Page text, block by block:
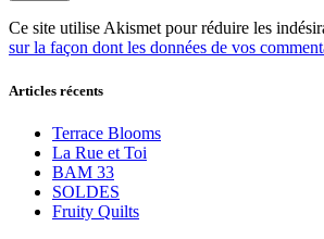
Ce site utilise Akismet pour réduire les
sur la façon dont les données de vos
Articles récents
Terrace Blooms
La Rue et Toi
BAM 33
SOLDES
Fruity Quilts